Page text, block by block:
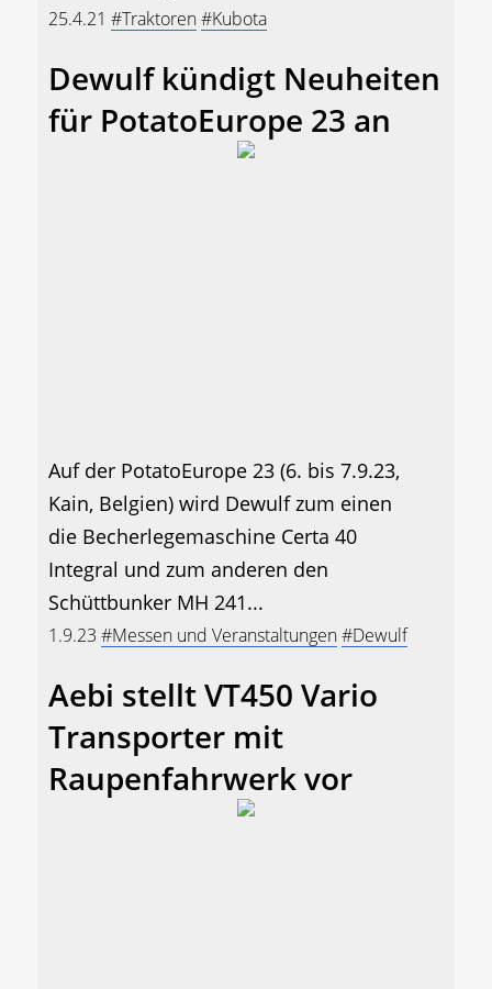
25.4.21 #Traktoren#Kubota
Dewulf kündigt Neuheiten
für PotatoEurope 23 an
Auf der PotatoEurope 23 (6. bis 7.9.23,
Kain, Belgien) wird Dewulf zum einen
die Becherlegemaschine Certa 40
Integral und zum anderen den
Schüttbunker MH 241...
1.9.23 #Messen und Veranstaltungen#Dewulf
Aebi stellt VT450 Vario
Transporter mit
Raupenfahrwerk vor